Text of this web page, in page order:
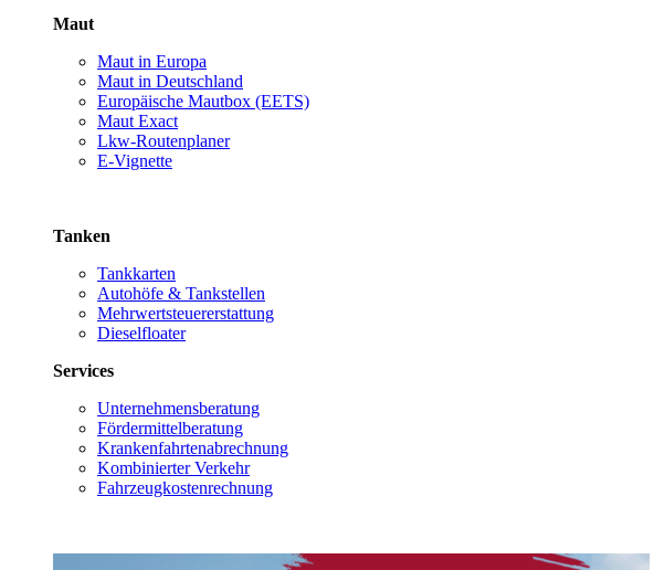
Maut
Maut in Europa
Maut in Deutschland
Europäische Mautbox (EETS)
Maut Exact
Lkw-Routenplaner
E-Vignette
Tanken
Tankkarten
Autohöfe & Tankstellen
Mehrwertsteuererstattung
Dieselfloater
Services
Unternehmensberatung
Fördermittelberatung
Krankenfahrtenabrechnung
Kombinierter Verkehr
Fahrzeugkostenrechnung